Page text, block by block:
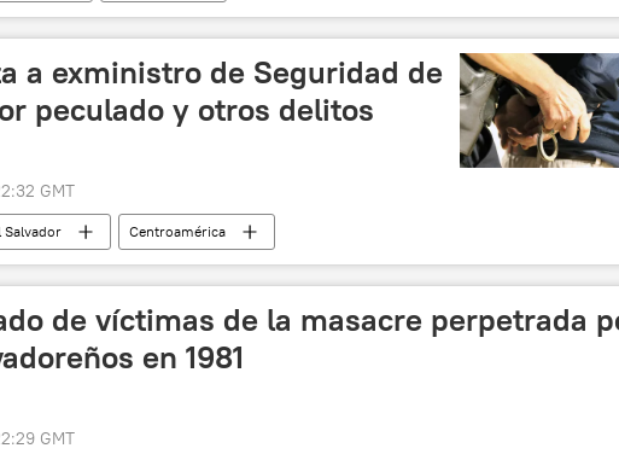
a exministro de Seguridad de
peculado y otros delitos
GMT
Salvador Centroamérica
de víctimas de la masacre perpetrada
en 1981
GMT